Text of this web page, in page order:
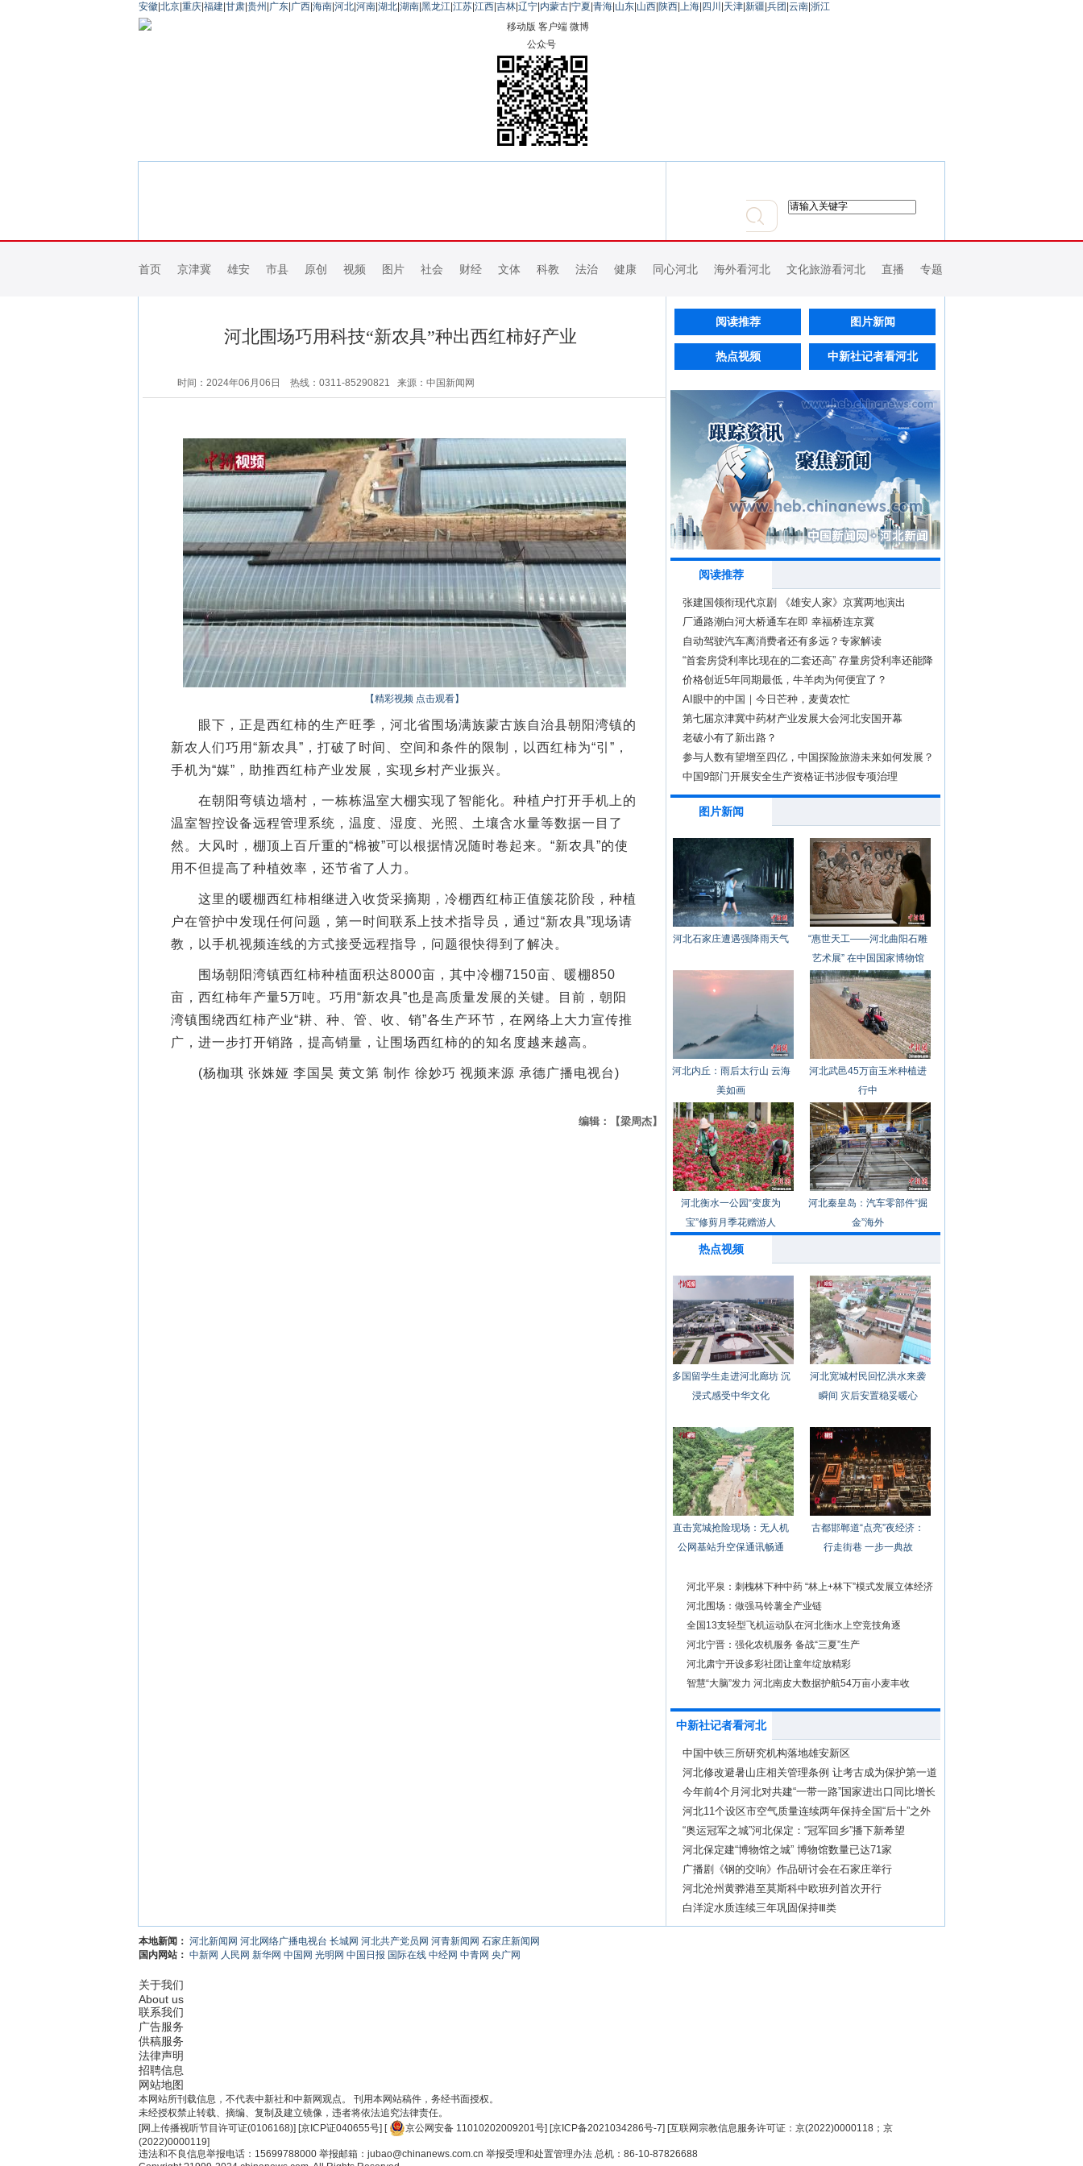
安徽 北京 重庆 福建 甘肃 贵州 广东 广西 海南 河北 河南 湖北 湖南 黑龙江 江苏 江西 吉林 辽宁 内蒙古 宁夏 青海 山东 山西 陕西 上海 四川 天津 新疆 兵团 云南 浙江
移动版 客户端 微博
公众号
首页 京津冀 雄安 市县 原创 视频 图片 社会 财经 文体 科教 法治 健康 同心河北 海外看河北 文化旅游看河北 直播 专题
河北围场巧用科技“新农具”种出西红柿好产业
时间：2024年06月06日 热线：0311-85290821 来源：中国新闻网
【精彩视频 点击观看】
眼下，正是西红柿的生产旺季，河北省围场满族蒙古族自治县朝阳湾镇的
新农人们巧用“新农具”，打破了时间、空间和条件的限制，以西红柿为“引”，
手机为“媒”，助推西红柿产业发展，实现乡村产业振兴。
在朝阳弯镇边墙村，一栋栋温室大棚实现了智能化。种植户打开手机上的
温室智控设备远程管理系统，温度、湿度、光照、土壤含水量等数据一目了
然。大风时，棚顶上百斤重的“棉被”可以根据情况随时卷起来。“新农具”的使
用不但提高了种植效率，还节省了人力。
这里的暖棚西红柿相继进入收货采摘期，冷棚西红柿正值簇花阶段，种植
户在管护中发现任何问题，第一时间联系上技术指导员，通过“新农具”现场请
教，以手机视频连线的方式接受远程指导，问题很快得到了解决。
围场朝阳湾镇西红柿种植面积达8000亩，其中冷棚7150亩、暖棚850
亩，西红柿年产量5万吨。巧用“新农具”也是高质量发展的关键。目前，朝阳
湾镇围绕西红柿产业“耕、种、管、收、销”各生产环节，在网络上大力宣传推
广，进一步打开销路，提高销量，让围场西红柿的的知名度越来越高。
(杨枷琪 张姝娅 李国昊 黄文第 制作 徐妙巧 视频来源 承德广播电视台)
编辑：【梁周杰】
阅读推荐 图片新闻
热点视频 中新社记者看河北
阅读推荐
张建国领衔现代京剧 《雄安人家》京冀两地演出
厂通路潮白河大桥通车在即 幸福桥连京冀
自动驾驶汽车离消费者还有多远？专家解读
“首套房贷利率比现在的二套还高” 存量房贷利率还能降
吗？
价格创近5年同期最低，牛羊肉为何便宜了？
AI眼中的中国｜今日芒种，麦黄农忙
第七届京津冀中药材产业发展大会河北安国开幕
老破小有了新出路？
参与人数有望增至四亿，中国探险旅游未来如何发展？
中国9部门开展安全生产资格证书涉假专项治理
图片新闻
河北石家庄遭遇强降雨天气
“惠世天工——河北曲阳石雕
艺术展” 在中国国家博物馆
开幕
河北内丘：雨后太行山 云海
美如画
河北武邑45万亩玉米种植进
行中
河北衡水一公园“变废为
宝”修剪月季花赠游人
河北秦皇岛：汽车零部件“掘
金”海外
热点视频
多国留学生走进河北廊坊 沉
浸式感受中华文化
河北宽城村民回忆洪水来袭
瞬间 灾后安置稳妥暖心
直击宽城抢险现场：无人机
公网基站升空保通讯畅通
古都邯郸道“点亮”夜经济：
行走街巷 一步一典故
河北平泉：刺槐林下种中药 “林上+林下”模式发展立体经济
河北围场：做强马铃薯全产业链
全国13支轻型飞机运动队在河北衡水上空竞技角逐
河北宁晋：强化农机服务 备战“三夏”生产
河北肃宁开设多彩社团让童年绽放精彩
智慧“大脑”发力 河北南皮大数据护航54万亩小麦丰收
中新社记者看河北
中国中铁三所研究机构落地雄安新区
河北修改避暑山庄相关管理条例 让考古成为保护第一道
防线
今年前4个月河北对共建“一带一路”国家进出口同比增长
10.8%
河北11个设区市空气质量连续两年保持全国“后十”之外
“奥运冠军之城”河北保定：“冠军回乡”播下新希望
河北保定建“博物馆之城” 博物馆数量已达71家
广播剧《钢的交响》作品研讨会在石家庄举行
河北沧州黄骅港至莫斯科中欧班列首次开行
白洋淀水质连续三年巩固保持Ⅲ类
本地新闻： 河北新闻网 河北网络广播电视台 长城网 河北共产党员网 河青新闻网 石家庄新闻网
国内网站： 中新网 人民网 新华网 中国网 光明网 中国日报 国际在线 中经网 中青网 央广网
关于我们
About us
联系我们
广告服务
供稿服务
法律声明
招聘信息
网站地图
本网站所刊载信息，不代表中新社和中新网观点。 刊用本网站稿件，务经书面授权。
未经授权禁止转载、摘编、复制及建立镜像，违者将依法追究法律责任。
[网上传播视听节目许可证(0106168)] [京ICP证040655号] [ 京公网安备 11010202009201号] [京ICP备2021034286号-7] [互联网宗教信息服务许可证：京(2022)0000118；京
(2022)0000119]
违法和不良信息举报电话：15699788000 举报邮箱：jubao@chinanews.com.cn 举报受理和处置管理办法 总机：86-10-87826688